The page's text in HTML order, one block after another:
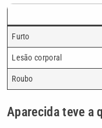
Furto
Lesão corporal
Roubo
Aparecida teve a